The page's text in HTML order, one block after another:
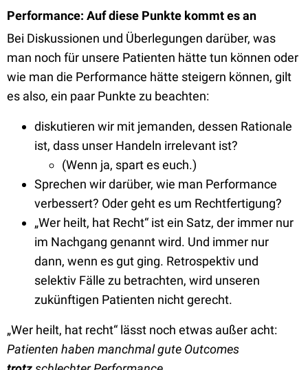
Performance: Auf diese Punkte kommt es an
Bei Diskussionen und Überlegungen darüber, was
man noch für unsere Patienten hätte tun können oder
wie man die Performance hätte steigern können, gilt
es also, ein paar Punkte zu beachten:
diskutieren wir mit jemanden, dessen Rationale
ist, dass unser Handeln irrelevant ist?
(Wenn ja, spart es euch.)
Sprechen wir darüber, wie man Performance
verbessert? Oder geht es um Rechtfertigung?
„Wer heilt, hat Recht“ ist ein Satz, der immer nur
im Nachgang genannt wird. Und immer nur
dann, wenn es gut ging. Retrospektiv und
selektiv Fälle zu betrachten, wird unseren
zukünftigen Patienten nicht gerecht.
„Wer heilt, hat recht“ lässt noch etwas außer acht:
Patienten haben manchmal gute Outcomes